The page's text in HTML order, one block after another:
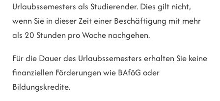
Urlaubssemesters als Studierender. Dies gilt nicht,
wenn Sie in dieser Zeit einer Beschäftigung mit mehr
als 20 Stunden pro Woche nachgehen.
Für die Dauer des Urlaubssemesters erhalten Sie keine
finanziellen Förderungen wie BAföG oder
Bildungskredite.